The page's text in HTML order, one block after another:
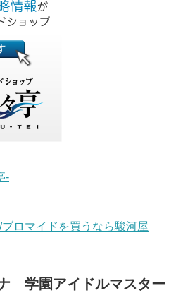
-
ロマイドを買うなら駿河屋
学園アイドルマスター